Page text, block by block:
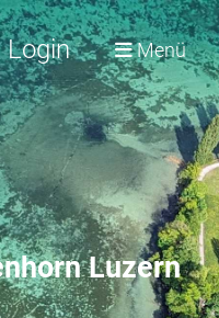
Login Menü
Luzern